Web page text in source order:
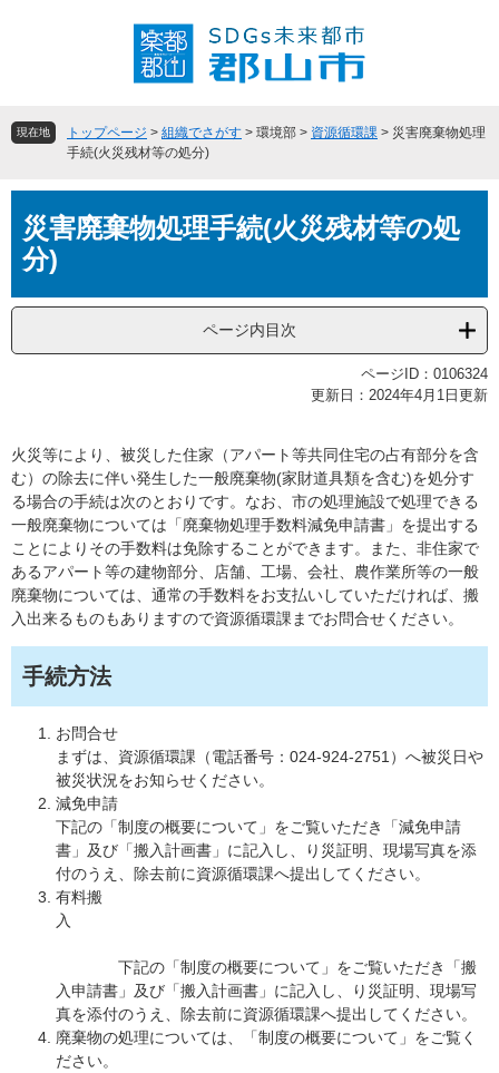
頭
飛現在地 トップページ > 組織でさがす > 環境部 > 資源循環課 > 災害廃棄物処理
手続(火災残材等の処分)
文災害廃棄物処理手続(火災残材等の処
分)
ページ内目次
ページID：0106324
更新日：2024年4月1日更新
火災等により、被災した住家（アパート等共同住宅の占有部分を含
む）の除去に伴い発生した一般廃棄物(家財道具類を含む)を処分す
る場合の手続は次のとおりです。なお、市の処理施設で処理できる
一般廃棄物については「廃棄物処理手数料減免申請書」を提出する
ことによりその手数料は免除することができます。また、非住家で
あるアパート等の建物部分、店舗、工場、会社、農作業所等の一般
廃棄物については、通常の手数料をお支払いしていただければ、搬
入出来るものもありますので資源循環課までお問合せください。
手続方法
お問合せ
まずは、資源循環課（電話番号：024-924-2751）へ被災日や
被災状況をお知らせください。
減免申請
下記の「制度の概要について」をご覧いただき「減免申請
書」及び「搬入計画書」に記入し、り災証明、現場写真を添
付のうえ、除去前に資源循環課へ提出してください。
有料搬
入
下記の「制度の概要について」をご覧いただき「搬
入申請書」及び「搬入計画書」に記入し、り災証明、現場写
真を添付のうえ、除去前に資源循環課へ提出してください。
廃棄物の処理については、「制度の概要について」をご覧く
ださい。